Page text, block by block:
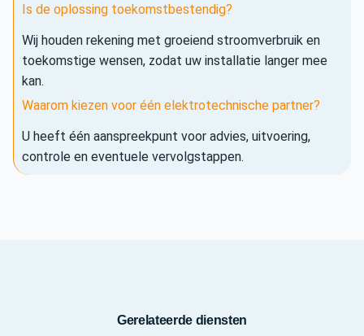
Is de oplossing toekomstbestendig?
Wij houden rekening met groeiend stroomverbruik en
toekomstige wensen, zodat uw installatie langer mee
kan.
Waarom kiezen voor één elektrotechnische partner?
U heeft één aanspreekpunt voor advies, uitvoering,
controle en eventuele vervolgstappen.
Gerelateerde diensten